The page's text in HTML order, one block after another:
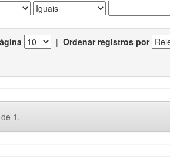
| Ordenar registros por
1.